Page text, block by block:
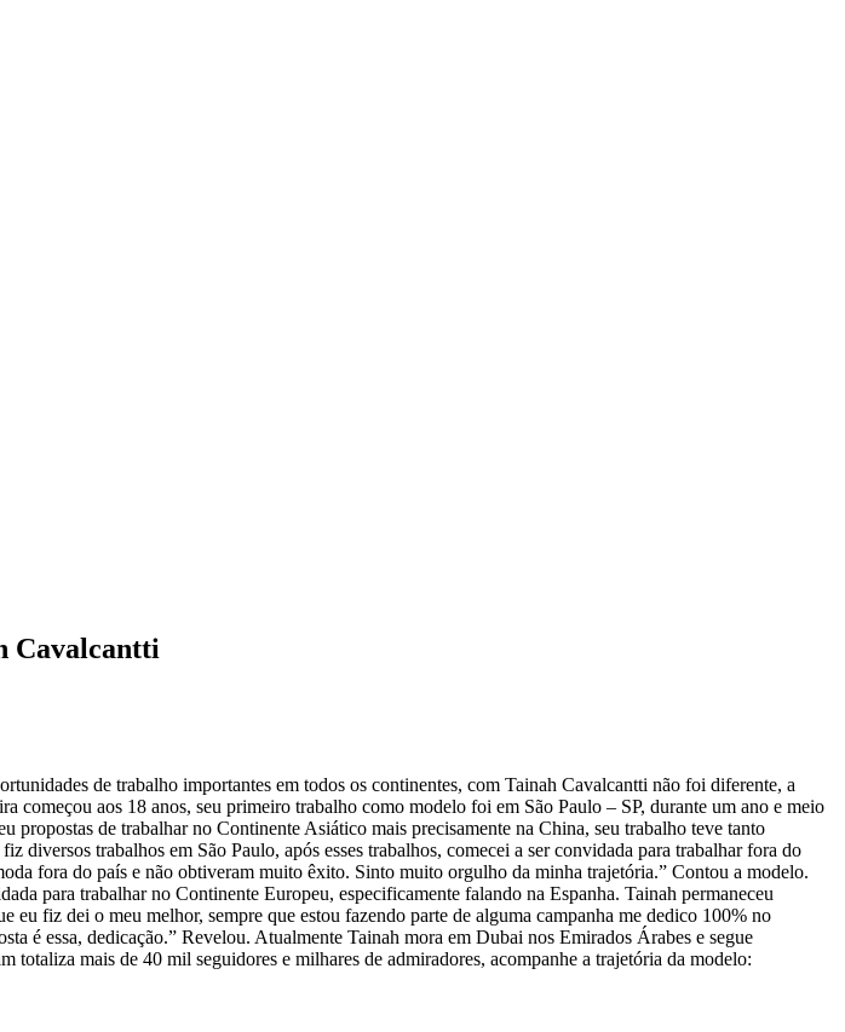
Cavalcantti
de trabalho importantes em todos os continentes, com Tainah Cavalcantti não foi diferente, a
começou aos 18 anos, seu primeiro trabalho como modelo foi em São Paulo – SP, durante um ano e meio
de trabalhar no Continente Asiático mais precisamente na China, seu trabalho teve tanto
trabalhos em São Paulo, após esses trabalhos, comecei a ser convidada para trabalhar fora do
fora do país e não obtiveram muito êxito. Sinto muito orgulho da minha trajetória.” Contou a modelo.
para trabalhar no Continente Europeu, especificamente falando na Espanha. Tainah permaneceu
fiz dei o meu melhor, sempre que estou fazendo parte de alguma campanha me dedico 100% no
é essa, dedicação.” Revelou. Atualmente Tainah mora em Dubai nos Emirados Árabes e segue
totaliza mais de 40 mil seguidores e milhares de admiradores, acompanhe a trajetória da modelo: